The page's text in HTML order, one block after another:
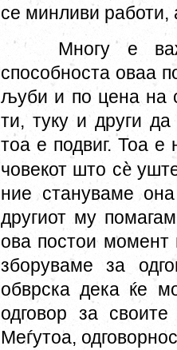
се минливи работи,
Многу е
способноста оваа
љуби и по цена на
ти, туку и други
тоа е подвиг. Тоа е
човекот што сè
ние стануваме
другиот му пома
ова постои момент
зборуваме за
обврска дека ќе
одговор за
Меѓутоа,